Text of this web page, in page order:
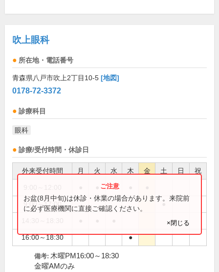
吹上眼科
所在地・電話番号
青森県八戸市吹上2丁目10-5 [地図]
0178-72-3372
診療科目
眼科
診療/受付時間・休診日
外来受付時間 月 火 水 木 金 土 日 祝
●
9:00～17:00 ●
16:00～18:30 ●
お盆(8月中旬)は休診・休業の場合があります。来院前
に必ず医療機関に直接ご確認ください。
×閉じる
備考: 木曜PM16:00～18:30
金曜AMのみ